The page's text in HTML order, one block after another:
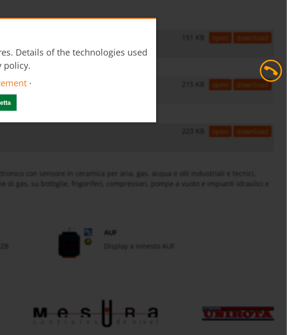
151 KB open download
215 KB open download
223 KB open download
con sensore in ceramica per aria, gas, acqua e olii industriali e tecnici,
di gas, su bottiglie, frigoriferi, compressori, pompe a vuoto e impianti idraulici e
AUF
Display a innesto AUF
Details of the technologies used
policy.
·